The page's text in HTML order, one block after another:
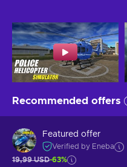
Recommended offers
Featured offer
Verified by Eneba
19,99 USD-63%